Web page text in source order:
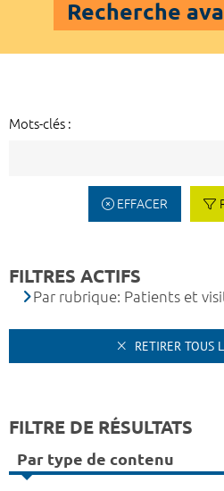
Recherche
Mots-clés :
EFFACER
FILTRES ACTIFS
Par rubrique: Patients et
RETIRER TOUS
FILTRE DE RÉSULTATS
Par type de contenu